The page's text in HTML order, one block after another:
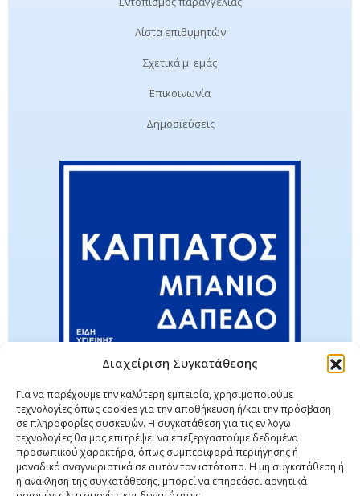
Διαχείριση Συγκατάθεσης
Για να παρέχουμε την καλύτερη εμπειρία, χρησιμοποιούμε
τεχνολογίες όπως cookies για την αποθήκευση ή/και την πρόσβαση
σε πληροφορίες συσκευών. Η συγκατάθεση για τις εν λόγω
τεχνολογίες θα μας επιτρέψει να επεξεργαστούμε δεδομένα
προσωπικού χαρακτήρα, όπως συμπεριφορά περιήγησης ή
μοναδικά αναγνωριστικά σε αυτόν τον ιστότοπο. Η μη συγκατάθεση ή
η ανάκληση της συγκατάθεσης, μπορεί να επηρεάσει αρνητικά
Λίστα επιθυμητών
Σχετικά μ' εμάς
Επικοινωνία
Δημοσιεύσεις